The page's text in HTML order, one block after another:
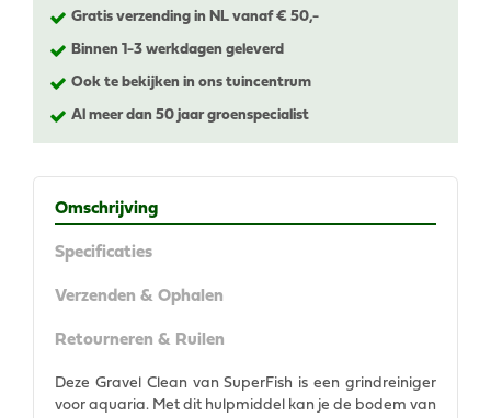
Gratis verzending in NL vanaf € 50,-
Binnen 1-3 werkdagen geleverd
Ook te bekijken in ons tuincentrum
Al meer dan 50 jaar groenspecialist
Omschrijving
Specificaties
Verzenden & Ophalen
Retourneren & Ruilen
Deze Gravel Clean van SuperFish is een grindreiniger
voor aquaria. Met dit hulpmiddel kan je de bodem van